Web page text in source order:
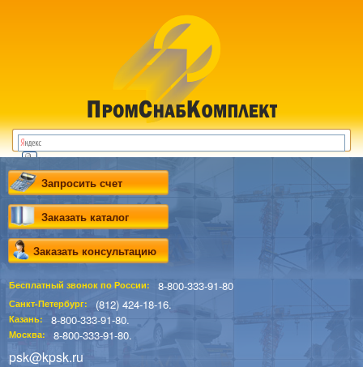
Запросить счет
Заказать каталог
Заказать консультацию
Бесплатный звонок по России: 8-800-333-91-80
Санкт-Петербург: (812) 424-18-16.
Казань: 8-800-333-91-80.
Москва: 8-800-333-91-80.
psk@kpsk.ru